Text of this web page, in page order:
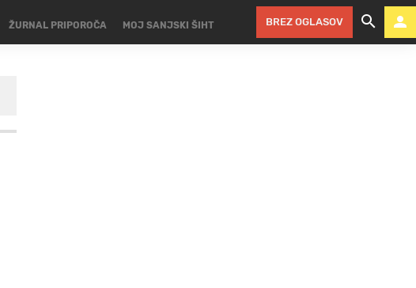
ŽURNAL PRIPOROČA MOJ SANJSKI ŠIHT BREZ OGLASOV